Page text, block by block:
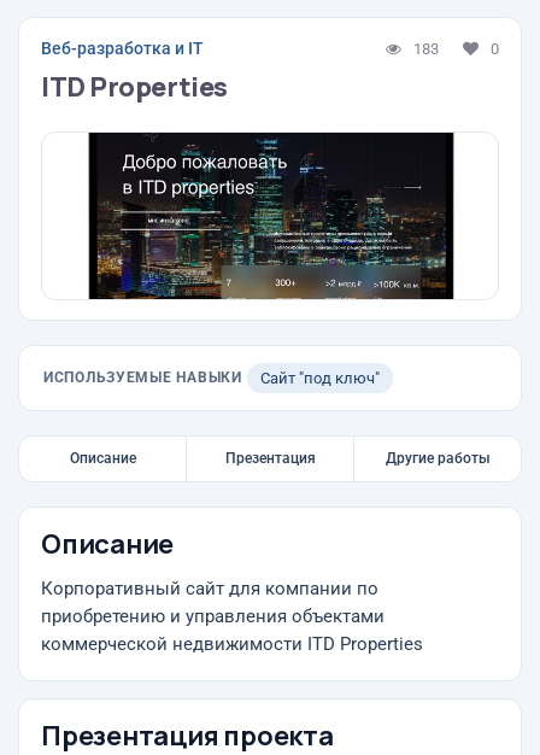
Веб-разработка и IT 183 0
ITD Properties
ИСПОЛЬЗУЕМЫЕ НАВЫКИ Сайт "под ключ"
Описание Презентация Другие работы
Описание
Корпоративный сайт для компании по
приобретению и управления объектами
коммерческой недвижимости ITD Properties
Презентация проекта